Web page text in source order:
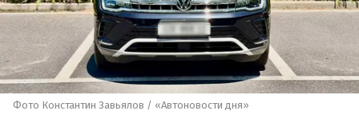
Фото Константин Завьялов / «Автоновости дня»